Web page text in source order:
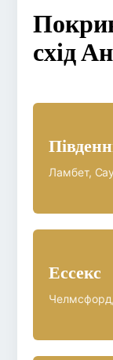
схід
Ламбет,
Ессекс